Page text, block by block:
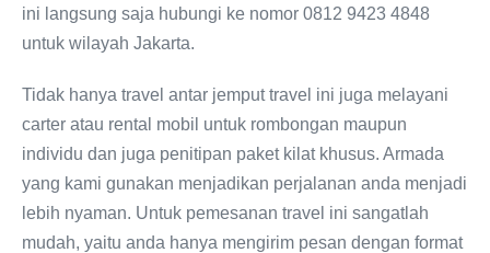
ini langsung saja hubungi ke nomor 0812 9423 4848
untuk wilayah Jakarta.
Tidak hanya travel antar jemput travel ini juga melayani
carter atau rental mobil untuk rombongan maupun
individu dan juga penitipan paket kilat khusus. Armada
yang kami gunakan menjadikan perjalanan anda menjadi
lebih nyaman. Untuk pemesanan travel ini sangatlah
mudah, yaitu anda hanya mengirim pesan dengan format